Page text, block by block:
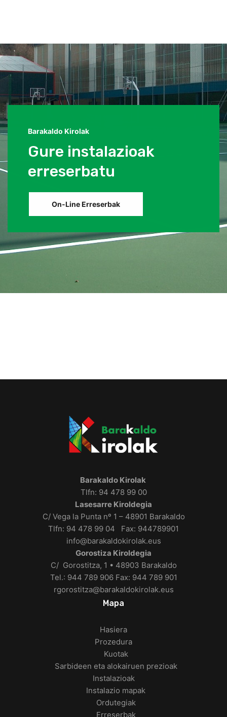
Barakaldo Kirolak
Gure instalazioak
erreserbatu
On-Line Erreserbak
Barakaldo Kirolak
Tlfn: 94 478 99 00
Lasesarre Kiroldegia
C/ Vega la Punta nº 1 – 48901 Barakaldo
Tlfn: 94 478 99 04 Fax: 944789901
info@barakaldokirolak.eus
Gorostiza Kiroldegia
C/ Gorostitza, 1 • 48903 Barakaldo
Tel.: 944 789 906 Fax: 944 789 901
rgorostitza@barakaldokirolak.eus
Mapa
Hasiera
Prozedura
Kuotak
Sarbideen eta alokairuen prezioak
Instalazioak
Instalazio mapak
Ordutegiak
Erreserbak